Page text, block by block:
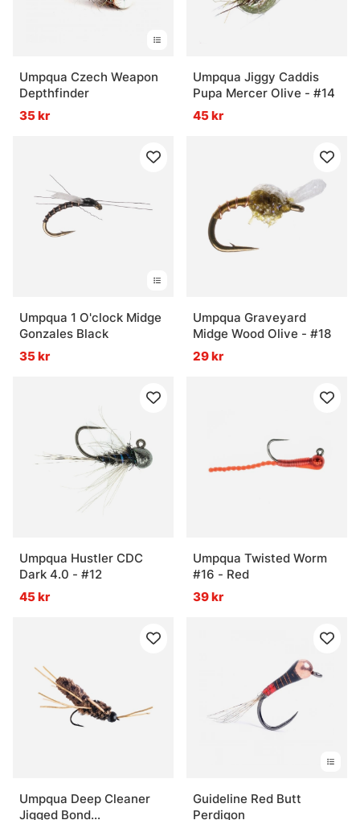
Umpqua Czech Weapon
Depthfinder
35 kr
Umpqua Jiggy Caddis
Pupa Mercer Olive - #14
45 kr
Umpqua 1 O'clock Midge
Gonzales Black
35 kr
Umpqua Graveyard
Midge Wood Olive - #18
29 kr
Umpqua Hustler CDC
Dark 4.0 - #12
45 kr
Umpqua Twisted Worm
#16 - Red
39 kr
Umpqua Deep Cleaner
Jigged Bond
Guideline Red Butt
Perdigon